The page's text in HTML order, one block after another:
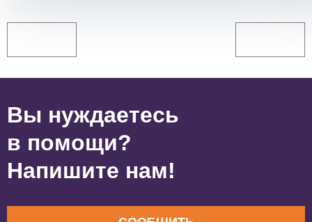
Вы нуждаетесь
в помощи?
Напишите нам!